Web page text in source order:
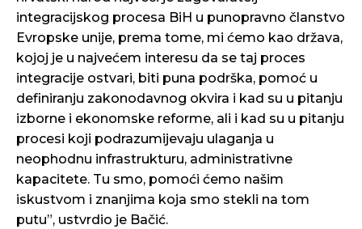
integracijskog procesa BiH u punopravno članstvo
Evropske unije, prema tome, mi ćemo kao država,
kojoj je u najvećem interesu da se taj proces
integracije ostvari, biti puna podrška, pomoć u
definiranju zakonodavnog okvira i kad su u pitanju
izborne i ekonomske reforme, ali i kad su u pitanju
procesi koji podrazumijevaju ulaganja u
neophodnu infrastrukturu, administrativne
kapacitete. Tu smo, pomoći ćemo našim
iskustvom i znanjima koja smo stekli na tom
putu”, ustvrdio je Bačić.